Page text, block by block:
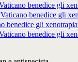
benedice gli
benedice gli
benedice gli
benedice gli